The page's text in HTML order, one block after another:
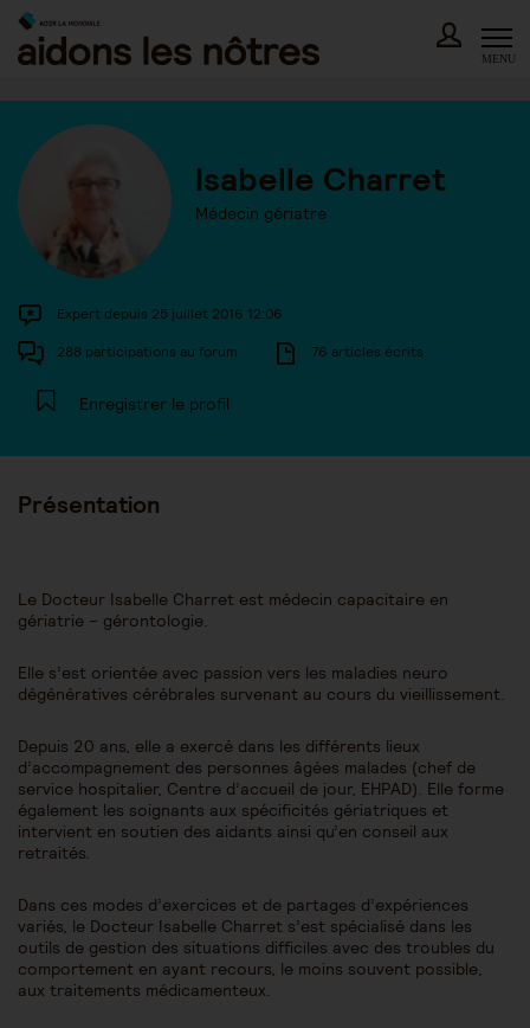
Skip
content
MENU
Isabelle Charret
Médecin gériatre
Expert depuis 25 juillet 2016 12:06
288 participations au forum 76 articles écrits
Enregistrer le profil
Présentation
Le Docteur Isabelle Charret est médecin capacitaire en
gériatrie – gérontologie.
Elle s’est orientée avec passion vers les maladies neuro
dégénératives cérébrales survenant au cours du vieillissement.
Depuis 20 ans, elle a exercé dans les différents lieux
d’accompagnement des personnes âgées malades (chef de
service hospitalier, Centre d’accueil de jour, EHPAD). Elle forme
également les soignants aux spécificités gériatriques et
intervient en soutien des aidants ainsi qu’en conseil aux
retraités.
Dans ces modes d’exercices et de partages d’expériences
variés, le Docteur Isabelle Charret s’est spécialisé dans les
outils de gestion des situations difficiles avec des troubles du
comportement en ayant recours, le moins souvent possible,
aux traitements médicamenteux.